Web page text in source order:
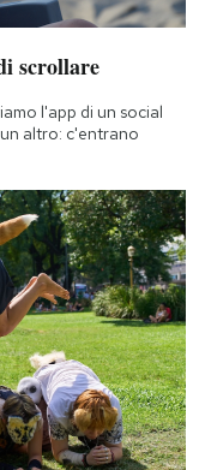
scrollare
l'app di un social
altro: c'entrano